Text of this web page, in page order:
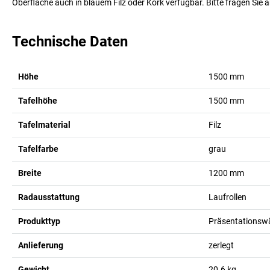
Oberfläche auch in blauem Filz oder Kork verfügbar. Bitte fragen Sie
Technische Daten
Höhe 1500 mm
Tafelhöhe 1500 mm
Tafelmaterial Filz
Tafelfarbe grau
Breite 1200 mm
Radausstattung Laufrollen
Produkttyp
Anlieferung zerlegt